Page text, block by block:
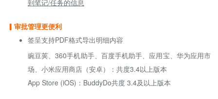
到笔记/任务的信息
▎审批管理更便利
签呈支持PDF格式导出明细内容
豌豆荚、360手机助手、百度手机助手、应用宝、华为应用市
场、小米应用商店（安卓）：共度3.4以上版本
App Store (iOS)：BuddyDo共度 3.4及以上版本